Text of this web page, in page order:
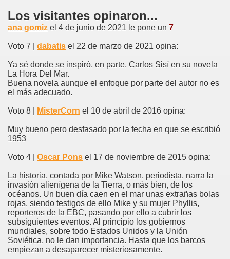
Los visitantes opinaron...
ana gomiz el 4 de junio de 2021 le pone un 7
Voto 7 | dabatis el 22 de marzo de 2021 opina:
Ya sé donde se inspiró, en parte, Carlos Sisí en su novela
La Hora Del Mar.
Buena novela aunque el enfoque por parte del autor no es
el más adecuado.
Voto 8 | MisterCorn el 10 de abril de 2016 opina:
Muy bueno pero desfasado por la fecha en que se escribió
1953
Voto 4 | Oscar Pons el 17 de noviembre de 2015 opina:
La historia, contada por Mike Watson, periodista, narra la
invasión alienígena de la Tierra, o más bien, de los
océanos. Un buen día caen en el mar unas extrañas bolas
rojas, siendo testigos de ello Mike y su mujer Phyllis,
reporteros de la EBC, pasando por ello a cubrir los
subsiguientes eventos. Al principio los gobiernos
mundiales, sobre todo Estados Unidos y la Unión
Soviética, no le dan importancia. Hasta que los barcos
empiezan a desaparecer misteriosamente.